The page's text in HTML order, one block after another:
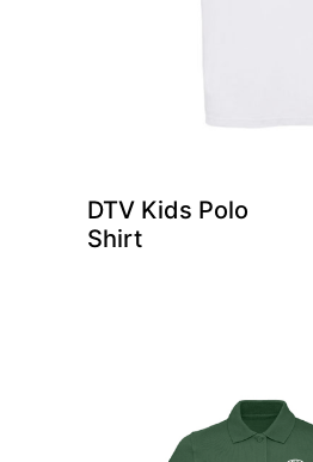
DTV Kids Polo
Shirt